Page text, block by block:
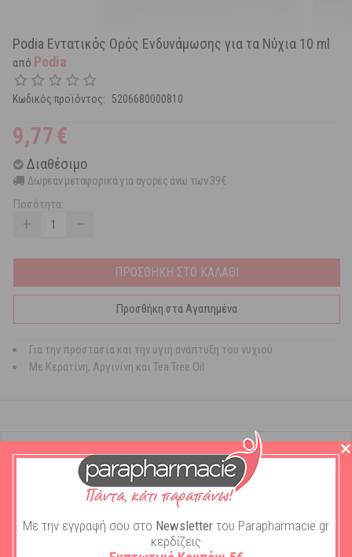
Podia Εντατικός Ορός Ενδυνάμωσης για τα Νύχια 10 ml
από Podia
Κωδικός προϊόντος: 5206680000810
9,77€
Διαθέσιμο
Δωρεάν μεταφορικά για αγορές άνω των 39€
Ποσότητα:
+ −
ΠΡΟΣΘΗΚΗ ΣΤΟ ΚΑΛΑΘΙ
Προσθήκη στα Αγαπημένα
Για την προστασία και την υγιή ανάπτυξη του νυχιού
Με Κερατίνη, Αργινίνη και Tea Tree Oil
Περιγραφή
τεχνολογία μικροσφαιριδίων σε κάψουλες συνεχούς
απελευθέρωσης των δραστικών συστατικών για αποτελέσματα που
Με την εγγραφή σου στο Newsletter του Parapharmacie.gr
κερδίζεις